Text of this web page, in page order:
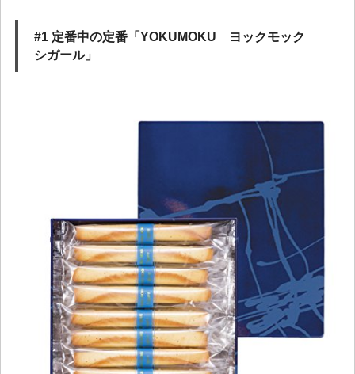
#1 定番中の定番「YOKUMOKU ヨックモック
シガール」